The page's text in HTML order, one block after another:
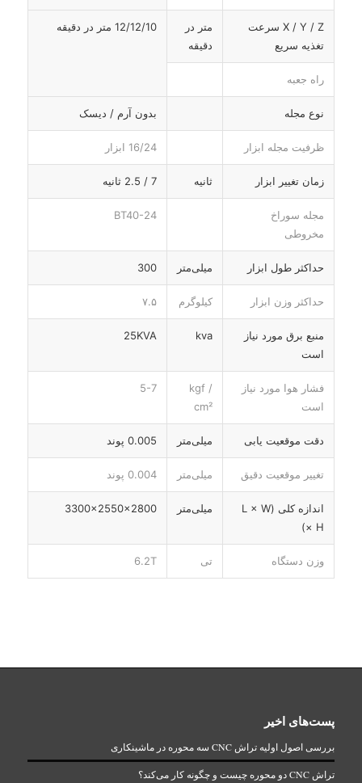
X / Y / Z سرعت
تغذیه سریع
متر در
دقیقه
12/12/10 متر در دقیقه
راه جعبه
نوع مجله بدون آرم / دیسک
ظرفیت مجله ابزار 16/24 ابزار
زمان تغییر ابزار ثانیه 7 / 2.5 ثانیه
مجله سوراخ
مخروطی
BT40-24
حداکثر طول ابزار میلی‌متر 300
حداکثر وزن ابزار کیلوگرم ۷.۵
منبع برق مورد نیاز
است
kva
25KVA
فشار هوا مورد نیاز
است
kgf /
cm²
5-7
دقت موقعیت یابی میلی‌متر 0.005 پوند
تغییر موقعیت دقیق میلی‌متر 0.004 پوند
اندازه کلی (L × W
× H)
میلی‌متر 3300x2550x2800
وزن دستگاه تی 6.2T
پست‌های اخیر
بررسی اصول اولیه تراش CNC سه محوره در ماشینکاری
تراش CNC دو محوره چیست و چگونه کار می‌کند؟